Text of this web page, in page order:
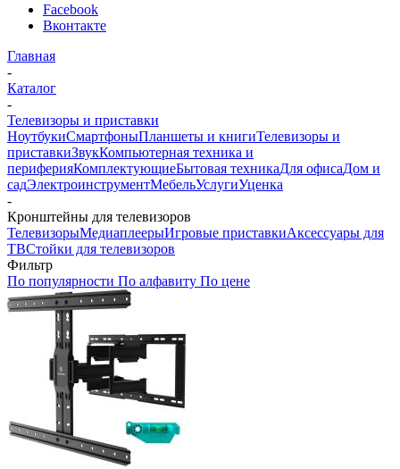
Facebook
Вконтакте
Главная
-
Каталог
-
Телевизоры и приставки
НоутбукиСмартфоныПланшеты и книгиТелевизоры и
приставкиЗвукКомпьютерная техника и
периферияКомплектующиеБытовая техникаДля офисаДом и
садЭлектроинструментМебельУслугиУценка
-
Кронштейны для телевизоров
ТелевизорыМедиаплеерыИгровые приставкиАксессуары для
ТВСтойки для телевизоров
Фильтр
По популярности По алфавиту По цене